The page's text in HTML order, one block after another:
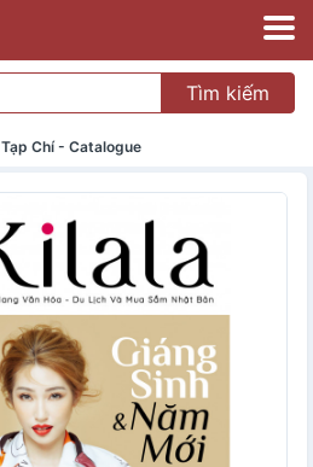
Tìm kiếm
Tạp Chí - Catalogue